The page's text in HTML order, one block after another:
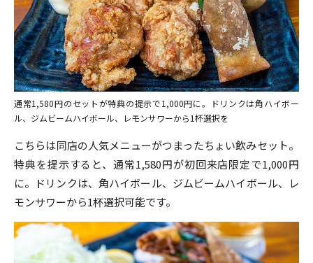
通常1,580円のセットが特典の提示で1,000円に。ドリンクは角ハイボー
ル、ジムビームハイボール、レモンサワーから1杯選択を
こちらは同店の人気メニューがつまったちょい飲みセット。
特典を提示すると、通常1,580円が初回来店限定で1,000円
に。ドリンクは、角ハイボール、ジムビームハイボール、レ
モンサワーから1杯選択可能です。